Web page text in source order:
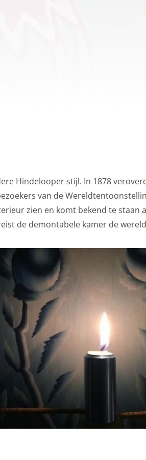
Hindelooper stijl. In 1878
van de
zien en komt bekend te staan
de demontabele kamer de
te sturen waar je ook
website bekijkt of op jouw
en Instagram, zodat je
aan reclame.
waarmee we jou de
van YouTube, Facebook en
social media. Stelt toestemming
partijen, om beter inzicht te krijgen
toestemming in voor het verzenden